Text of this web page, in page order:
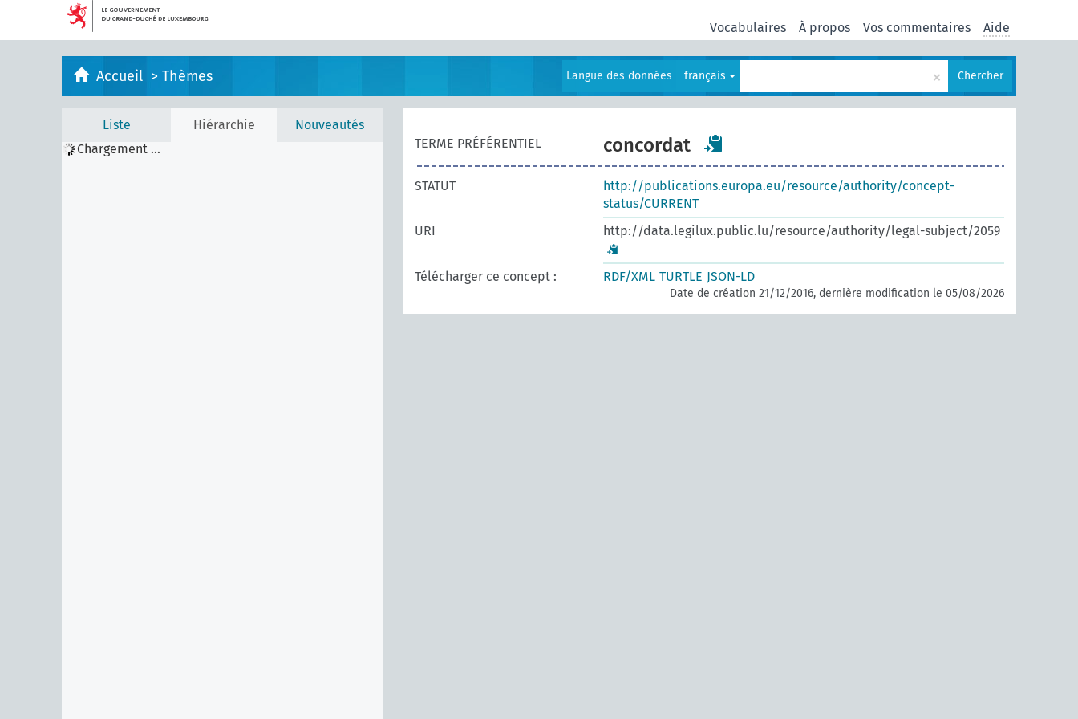
Vocabulaires À propos Vos commentaires Aide
Accueil > Thèmes Langue des données français × Chercher
Liste Hiérarchie
Nouveautés
Chargement ...
TERME PRÉFÉRENTIEL concordat
STATUT
http://publications.europa.eu/resource/authority/concept-
status/CURRENT
URI
http://data.legilux.public.lu/resource/authority/legal-subject/2059
Télécharger ce concept : RDF/XML TURTLE JSON-LD
Date de création 21/12/2016, dernière modification le 05/08/2026